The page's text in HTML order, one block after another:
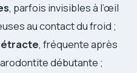
, parfois invisibles à l’œil
au contact du froid ;
, fréquente après
débutante ;